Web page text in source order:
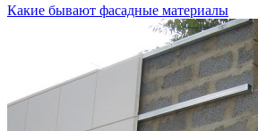
Какие бывают фасадные материалы